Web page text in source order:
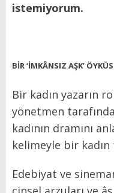
istemiyorum.
BİR ‘İMKÂNSIZ AŞK’
Bir kadın yazarın
yönetmen
kadının dramını
kelimeyle bir kadın
Edebiyat ve